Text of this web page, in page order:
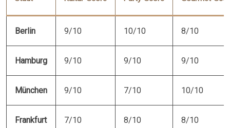
Berlin 9/10 10/10 8/10
Hamburg 9/10 9/10 9/10
München 9/10 7/10 10/10
Frankfurt 7/10 8/10 8/10